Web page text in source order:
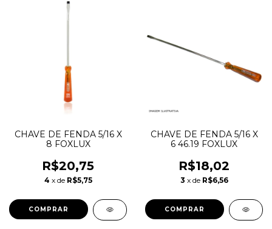
CHAVE DE FENDA 5/16 X
8 FOXLUX
R$20,75
4 x de R$5,75
CHAVE DE FENDA 5/16 X
6 46.19 FOXLUX
R$18,02
3 x de R$6,56